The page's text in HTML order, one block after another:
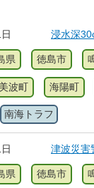
浸水深
県 徳島市
美波町 海陽町
南海トラフ
津波災害
県 徳島市